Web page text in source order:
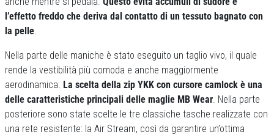
l’effetto freddo che deriva dal contatto di un tessuto bagnato con
la pelle.
Nella parte delle maniche è stato eseguito un taglio vivo, il quale
rende la vestibilità più comoda e anche maggiormente
aerodinamica. La scelta della zip YKK con cursore camlock è una
delle caratteristiche principali delle maglie MB Wear. Nella parte
posteriore sono state scelte le tre classiche tasche realizzate con
una rete resistente: la Air Stream, così da garantire un’ottima